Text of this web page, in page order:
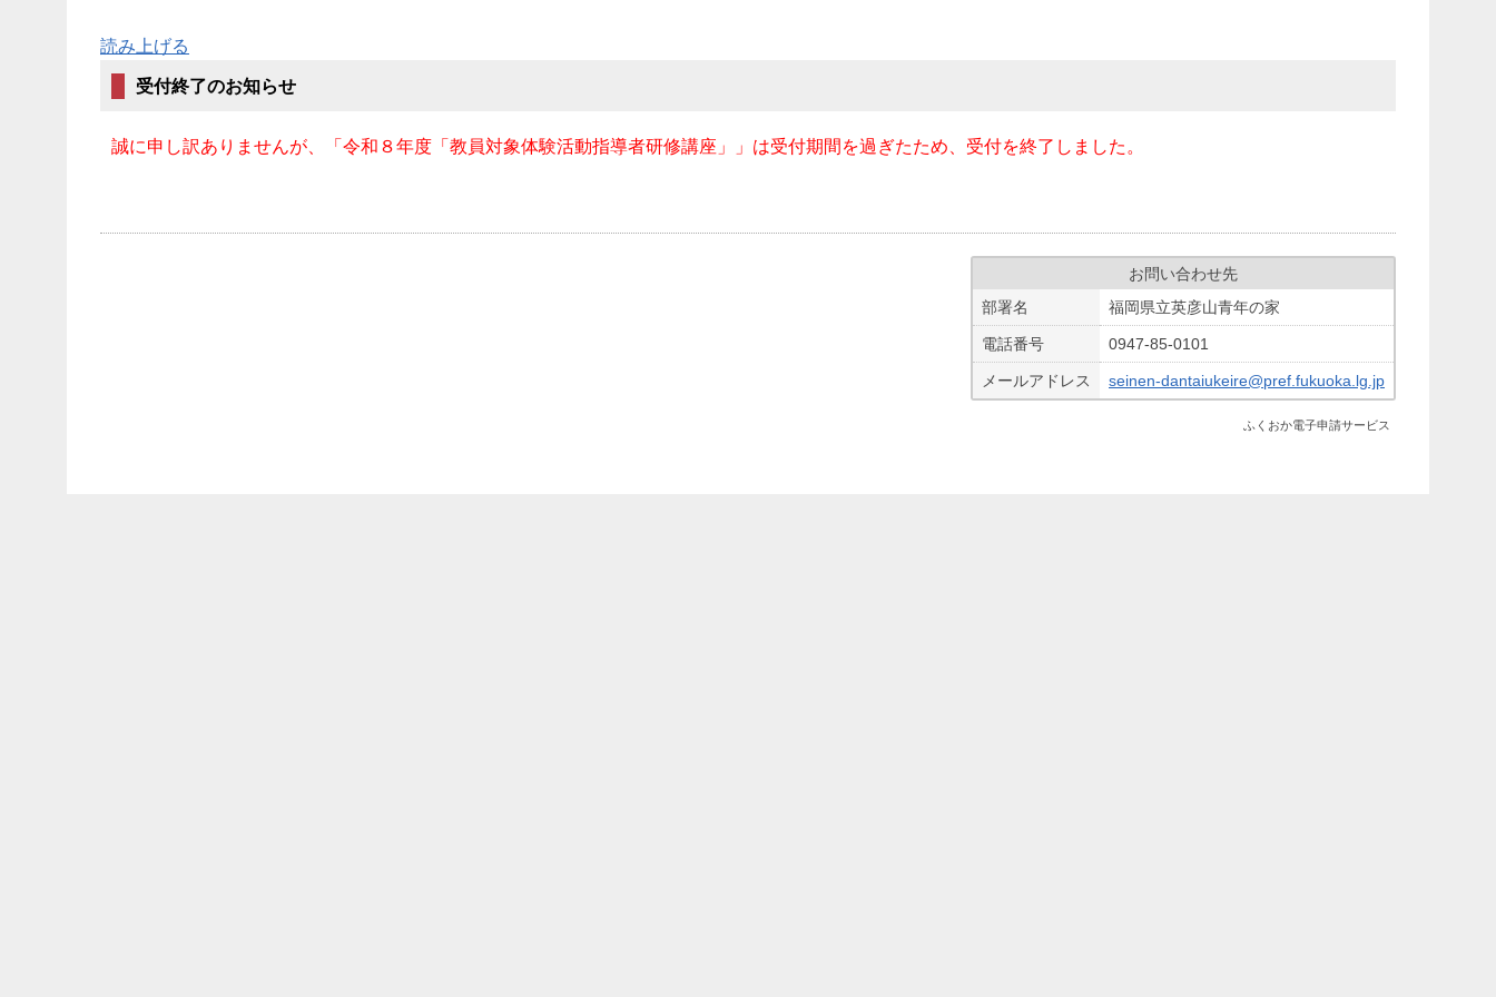
読み上げる
受付終了のお知らせ
誠に申し訳ありませんが、「令和８年度「教員対象体験活動指導者研修講座」」は受付期間を過ぎたため、受付を終了しました。
お問い合わせ先
部署名
福岡県立英彦山青年の家
電話番号 0947-85-0101
メールアドレス seinen-dantaiukeire@pref.fukuoka.lg.jp
ふくおか電子申請サービス